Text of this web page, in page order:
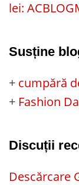
lei:
Susține
+ cumpără
+ Fashion
Discuții
Descărcare